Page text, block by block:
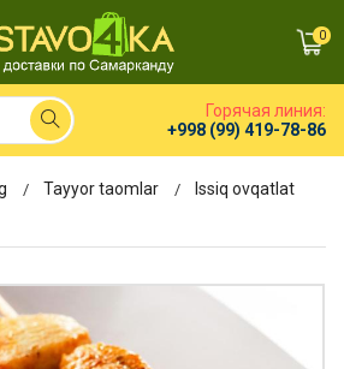
0
Горячая линия:
+998 (99) 419-78-86
Tayyor taomlar
Issiq ovqatlat